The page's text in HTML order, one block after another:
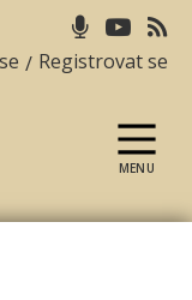
/ Registrovat se
MENU